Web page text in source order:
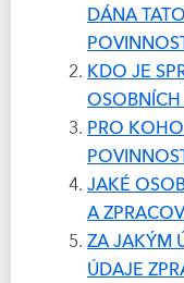
DÁNA
KDO JE
PRO
JAKÉ
A
ZA JAKÝM
ÚDAJE